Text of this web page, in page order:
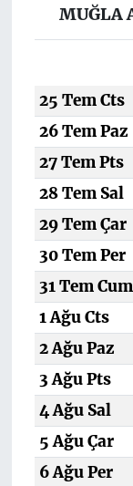
MUĞLA
25 Tem Cts
26 Tem Paz
27 Tem Pts
28 Tem Sal
29 Tem Çar
30 Tem Per
31 Tem Cum
1 Ağu Cts
2 Ağu Paz
3 Ağu Pts
4 Ağu Sal
5 Ağu Çar
6 Ağu Per